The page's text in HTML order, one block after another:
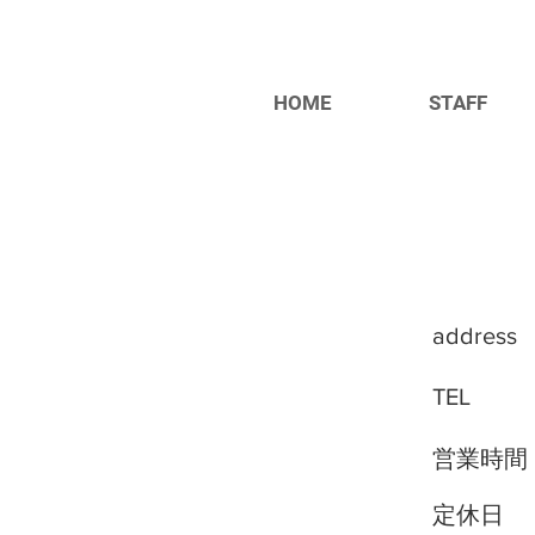
HOME STAFF
address
TEL
営業時間
定休日